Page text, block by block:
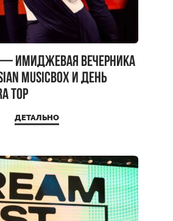
— имиджевая вечерника
MUSICBOX и день
Top
ДЕТАЛЬНО